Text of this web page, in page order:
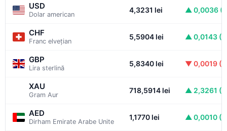
USD
Dolar american
4,3231 lei ▲ 0,0036
CHF
Franc elvețian
5,5904 lei ▲ 0,0143
GBP
Lira sterlină
5,8340 lei ▼ 0,0019
XAU
Gram Aur
718,5914 lei ▲ 2,3261
AED
Dirham Emirate Arabe Unite
1,1770 lei ▲ 0,0010